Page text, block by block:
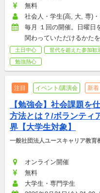
無料
社会人・学生(高, 大, 専)
毎月 １回の開催。日曜日
関わっていただけるかた
００から１５：００ ９月
10月５日(日）１３：００
は、「江南市　無料塾」
土日中心 世代を超えた参加歓
勉強熱心
注目 イベント/講演会 新着
【勉強会】社会課題を
方法とは？/ボランティ
界【大学生対象】
一般社団法人ユースキャリア教育
オンライン開催
無料
大学生・専門学生